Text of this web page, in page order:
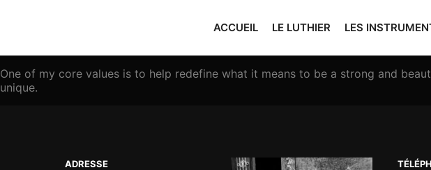
ACCUEIL LE LUTHIER LES
One of my core values is to help redefine what it means to be a strong and
unique.
ADRESSE